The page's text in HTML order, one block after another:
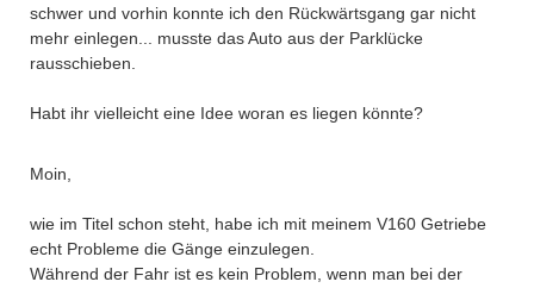
schwer und vorhin konnte ich den Rückwärtsgang gar nicht
mehr einlegen
musste das Auto aus der Parklücke
rausschieben.
Habt ihr vielleicht eine Idee woran es liegen könnte?
Moin,
wie im Titel schon steht, habe ich mit meinem V160 Getriebe
echt Probleme die Gänge einzulegen.
Während der Fahr ist es kein Problem, wenn man bei der